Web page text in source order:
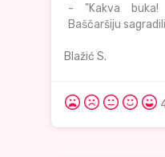
- "Kakva
Baščaršiju
Blažić S.